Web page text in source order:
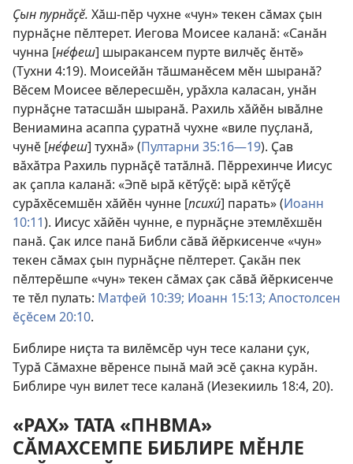
Ҫын пурнӑҫӗ. Хӑш-пӗр чухне «чун» текен сӑмах ҫын
пурнӑҫне пӗлтерет. Иегова Моисее каланӑ: «Санӑн
чунна [не́феш] шыракансем пурте вилчӗҫ ӗнтӗ»
(Тухни 4:19). Моисейӑн тӑшманӗсем мӗн шыранӑ?
Вӗсем Моисее вӗлересшӗн, урӑхла каласан, унӑн
пурнӑҫне татасшӑн шыранӑ. Рахиль хӑйӗн ывӑлне
Вениамина асаппа ҫуратнӑ чухне «виле пуҫланӑ,
чунӗ [не́феш] тухнӑ» (Пултарни 35:16—19). Ҫав
вӑхӑтра Рахиль пурнӑҫӗ татӑлнӑ. Пӗррехинче Иисус
ак ҫапла каланӑ: «Эпӗ ырӑ кӗтӳҫӗ: ырӑ кӗтӳҫӗ
сурӑхӗсемшӗн хӑйӗн чунне [психи́] парать» (Иоанн
10:11). Иисус хӑйӗн чунне, е пурнӑҫне этемлӗхшӗн
панӑ. Ҫак илсе панӑ Библи сӑвӑ йӗркисенче «чун»
текен сӑмах ҫын пурнӑҫне пӗлтерет. Ҫакӑн пек
пӗлтерӗшпе «чун» текен сӑмах ҫак сӑвӑ йӗркисенче
те тӗл пулать: Матфей 10:39; Иоанн 15:13; Апостолсен
ӗҫӗсем 20:10.
Библире ниҫта та вилӗмсӗр чун тесе калани ҫук,
Турӑ Сӑмахне вӗренсе пынӑ май эсӗ ҫакна курӑн.
Библире чун вилет тесе каланӑ (Иезекииль 18:4, 20).
«РАХ» ТАТА «ПНВМА»
СӐМАХСЕМПЕ БИБЛИРЕ МӖНЛЕ